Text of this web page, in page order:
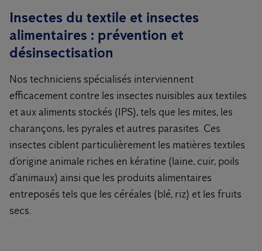
Insectes du textile et insectes
alimentaires : prévention et
désinsectisation
Nos techniciens spécialisés interviennent
efficacement contre les insectes nuisibles aux textiles
et aux aliments stockés (IPS), tels que les mites, les
charançons, les pyrales et autres parasites. Ces
insectes ciblent particulièrement les matières textiles
d’origine animale riches en kératine (laine, cuir, poils
d’animaux) ainsi que les produits alimentaires
entreposés tels que les céréales (blé, riz) et les fruits
secs.